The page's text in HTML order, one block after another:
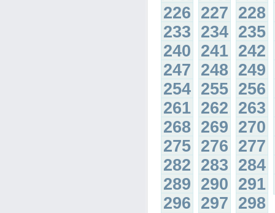
226 227 228
233 234 235
240 241 242
247 248 249
254 255 256
261 262 263
268 269 270
275 276 277
282 283 284
289 290 291
296 297 298